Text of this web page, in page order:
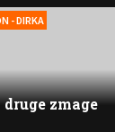
- DIRKA
zmage